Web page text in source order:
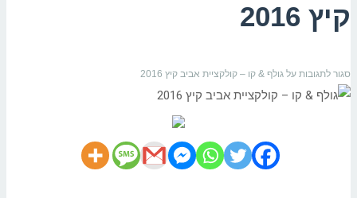
קיץ 2016
סגור לתגובות על גולף & קו – קולקציית אביב קיץ 2016